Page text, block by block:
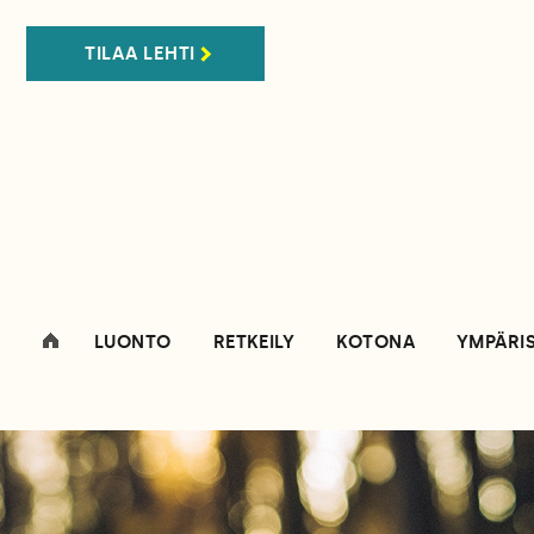
TILAA LEHTI
LUONTO RETKEILY KOTONA